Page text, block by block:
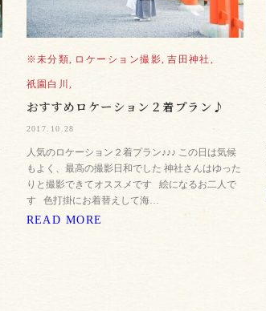
※未分類, ロケーション撮影, 吉田神社,
祇園白川,
おすすめロケーション２着プラン♪
2017.10.28
人気のロケーション２着プラン♪♪♪ この日は気候
もよく、最高の撮影日和でした 神社さんはゆった
りと撮影できてオススメです 絵になるお二人で
す 色打掛にお着替えして海…
READ MORE